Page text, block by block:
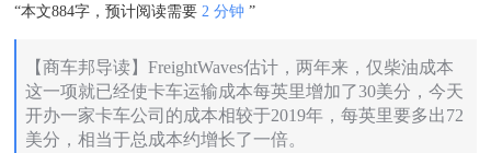
“本文884字，预计阅读需要2 分钟”
【商车邦导读】FreightWaves估计，两年来，仅柴油成本
这一项就已经使卡车运输成本每英里增加了30美分，今天
开办一家卡车公司的成本相较于2019年，每英里要多出72
美分，相当于总成本约增长了一倍。